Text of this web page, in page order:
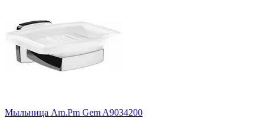
Мыльница Am.Pm Gem A9034200